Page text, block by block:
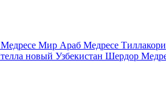
Медресе Мир Араб Медресе Тиллакори
новый Узбекистан Шердор